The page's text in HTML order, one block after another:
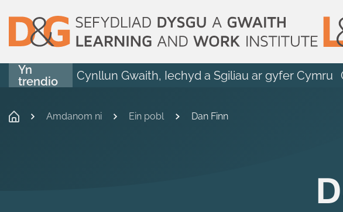
Yn
trendio
Cynllun Gwaith, Iechyd a Sgiliau ar gyfer Cymru
Amdanom ni Ein pobl Dan Finn